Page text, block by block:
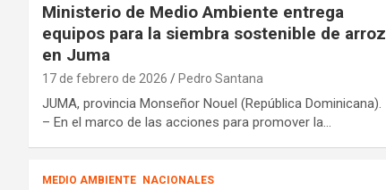
Ministerio de Medio Ambiente entrega
equipos para la siembra sostenible de arroz
en Juma
17 de febrero de 2026 Pedro Santana
JUMA, provincia Monseñor Nouel (República Dominicana).
– En el marco de las acciones para promover la…
MEDIO AMBIENTE NACIONALES